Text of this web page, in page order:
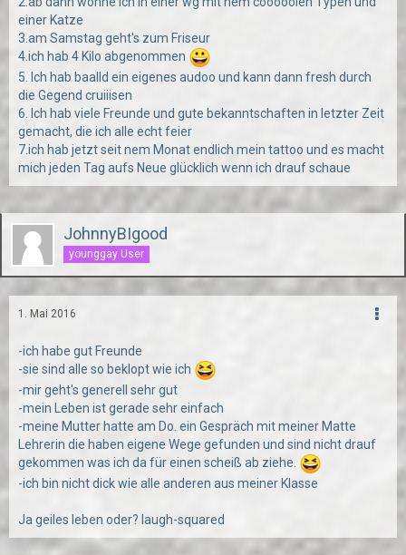
einer Katze
3.am Samstag geht's zum Friseur
4.ich hab 4 Kilo abgenommen
5. Ich hab baalld ein eigenes audoo und kann dann fresh durch
die Gegend cruiiisen
6. Ich hab viele Freunde und gute bekanntschaften in letzter Zeit
gemacht, die ich alle echt feier
7.ich hab jetzt seit nem Monat endlich mein tattoo und es macht
mich jeden Tag aufs Neue glücklich wenn ich drauf schaue
JohnnyBIgood
younggay User
1. Mai 2016
-ich habe gut Freunde
-sie sind alle so beklopt wie ich
-mir geht's generell sehr gut
-mein Leben ist gerade sehr einfach
-meine Mutter hatte am Do. ein Gespräch mit meiner Matte
Lehrerin die haben eigene Wege gefunden und sind nicht drauf
gekommen was ich da für einen scheiß ab ziehe.
-ich bin nicht dick wie alle anderen aus meiner Klasse
Ja geiles leben oder? laugh-squared